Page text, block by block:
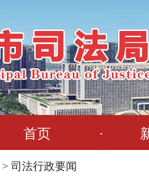
首页
>司法行政要闻